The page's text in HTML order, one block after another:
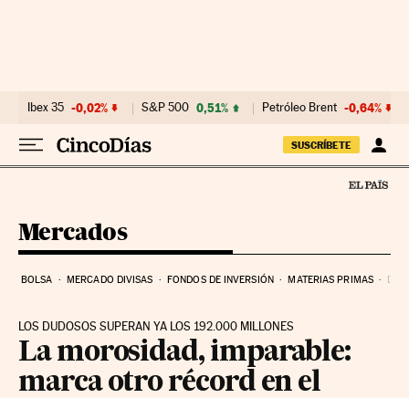
Ibex 35 -0,02% S&P 500 0,51% Petróleo Brent -0,64%
SUSCRÍBETE
Mercados
BOLSA MERCADO DIVISAS FONDOS DE INVERSIÓN MATERIAS PRIMAS
LOS DUDOSOS SUPERAN YA LOS 192.000 MILLONES
La morosidad, imparable:
marca otro récord en el